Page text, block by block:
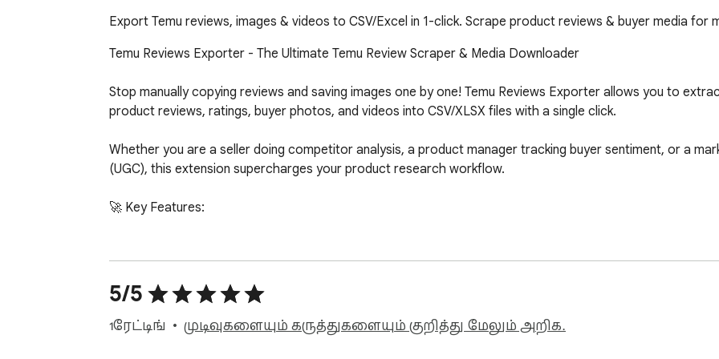
Export Temu reviews, images & videos to CSV/Excel in 1-click. Scrape product reviews & buyer media for
Temu Reviews Exporter - The Ultimate Temu Review Scraper & Media Downloader
Stop manually copying reviews and saving images one by one! Temu Reviews Exporter allows you to
product reviews, ratings, buyer photos, and videos into CSV/XLSX files with a single click.
Whether you are a seller doing competitor analysis, a product manager tracking buyer sentiment, or a
(UGC), this extension supercharges your product research workflow.
🚀 Key Features:
• Export full review datasets to Excel/CSV (Review text, rating, date, user, product attributes).
• Extract high-resolution buyer photos and video links effortlessly.
2. Interactive Preview & Bulk Media Downloader:
5/5
1 ரேட்டிங் முடிவுகளையும் கருத்துகளையும் குறித்து மேலும் அறிக.